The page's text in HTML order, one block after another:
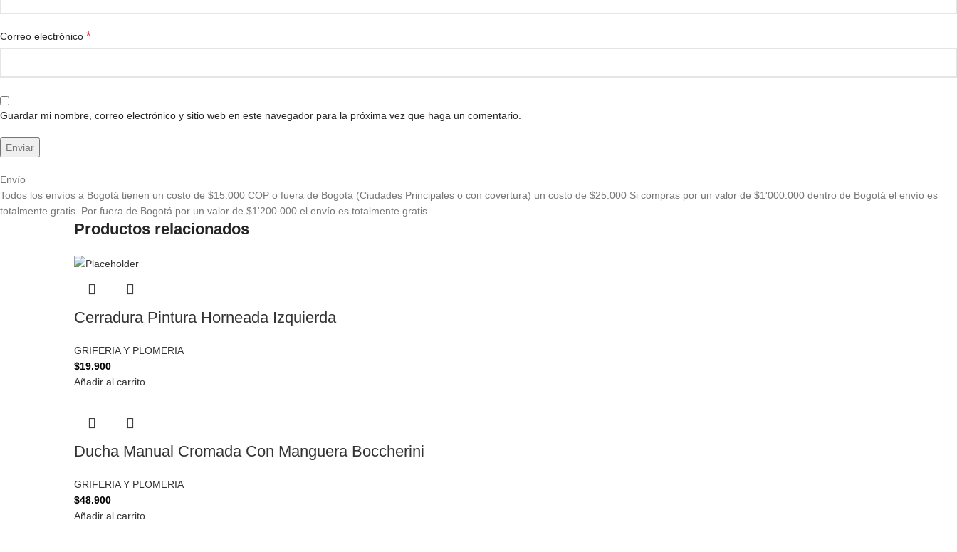
Correo electrónico *
Guardar mi nombre, correo electrónico y sitio web en este navegador para la próxima vez que haga un comentario.
Envío
Todos los envíos a Bogotá tienen un costo de $15.000 COP o fuera de Bogotá (Ciudades Principales o con covertura) un costo de $25.000 Si compras por un valor de $1'000.000 dentro de Bogotá el envío es
totalmente gratis. Por fuera de Bogotá por un valor de $1'200.000 el envío es totalmente gratis.
Productos relacionados
Cerradura Pintura Horneada Izquierda
GRIFERIA Y PLOMERIA
$19.900
Añadir al carrito
Ducha Manual Cromada Con Manguera Boccherini
GRIFERIA Y PLOMERIA
$48.900
Añadir al carrito